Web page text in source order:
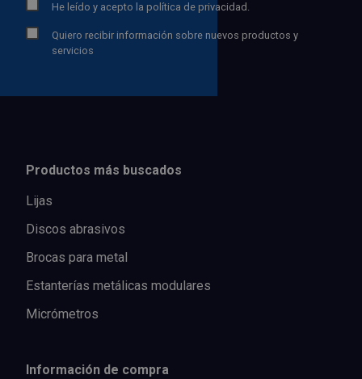
He leído y acepto la política de privacidad.
Quiero recibir información sobre nuevos productos y
servicios
Productos más buscados
Lijas
Discos abrasivos
Brocas para metal
Estanterías metálicas modulares
Micrómetros
Información de compra